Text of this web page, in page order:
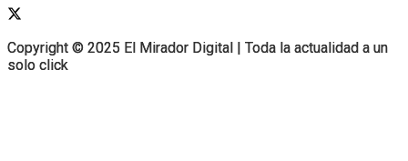
Copyright © 2025 El Mirador Digital | Toda la actualidad a un
solo click
Copyright © 2025 El Mirador Digital | Toda la actualidad a un
solo click